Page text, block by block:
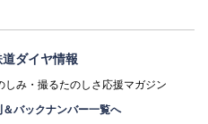
道ダイヤ情報
しみ・撮るたのしさ応援マガジン
＆バックナンバー一覧へ